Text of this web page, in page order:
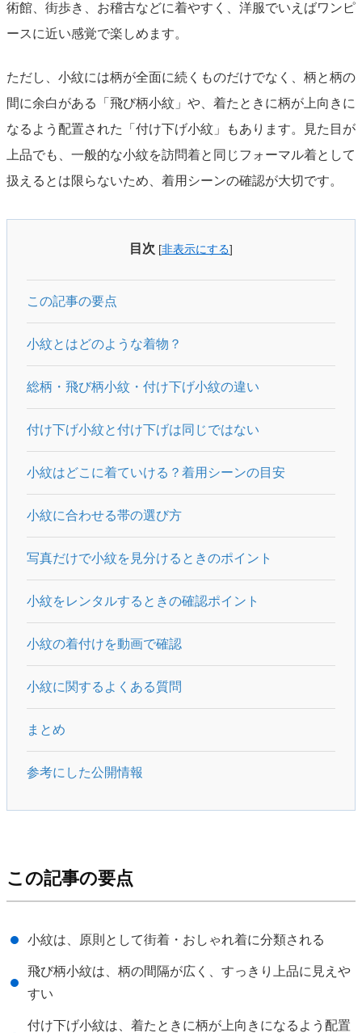
術館、街歩き、お稽古などに着やすく、洋服でいえばワンピ
ースに近い感覚で楽しめます。
ただし、小紋には柄が全面に続くものだけでなく、柄と柄の
間に余白がある「飛び柄小紋」や、着たときに柄が上向きに
なるよう配置された「付け下げ小紋」もあります。見た目が
上品でも、一般的な小紋を訪問着と同じフォーマル着として
扱えるとは限らないため、着用シーンの確認が大切です。
目次 [非表示にする]
この記事の要点
小紋とはどのような着物？
総柄・飛び柄小紋・付け下げ小紋の違い
付け下げ小紋と付け下げは同じではない
小紋はどこに着ていける？着用シーンの目安
小紋に合わせる帯の選び方
写真だけで小紋を見分けるときのポイント
小紋をレンタルするときの確認ポイント
小紋の着付けを動画で確認
小紋に関するよくある質問
まとめ
参考にした公開情報
この記事の要点
小紋は、原則として街着・おしゃれ着に分類される
飛び柄小紋は、柄の間隔が広く、すっきり上品に見えや
すい
付け下げ小紋は、着たときに柄が上向きになるよう配置